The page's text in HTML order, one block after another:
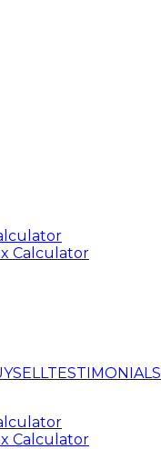
Calculator
SELLTESTIMONIALS
Calculator